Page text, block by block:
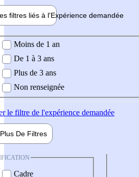
filtres liés à l'Expérience demandée
demandée
Moins de 1 an
De 1 à 3 ans
Plus de 3 ans
Non renseignée
le filtre de l'expérience demandée
Plus De Filtres
Cadre